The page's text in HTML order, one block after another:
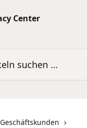
Geschäftskunden